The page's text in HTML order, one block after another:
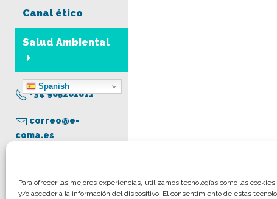
Para ofrecer las mejores experiencias, utilizamos tecnologías como las cookies
y/o acceder a la información del dispositivo. El consentimiento de estas
Canal ético
Salud Ambiental
Spanish
+34 965261011
correo@e-
coma.es
Aviso legal